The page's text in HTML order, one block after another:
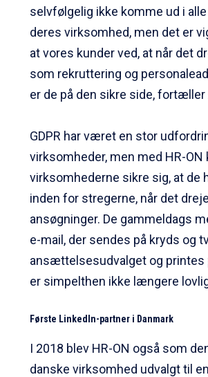
selvfølgelig ikke komme ud i
deres virksomhed, men det er
at vores kunder ved, at når det
som rekruttering og
er de på den sikre side, fortæller
GDPR har været en stor
virksomheder, men med HR-ON
virksomhederne sikre sig, at de
inden for stregerne, når det
ansøgninger. De gammeldags
e-mail, der sendes på kryds og
ansættelsesudvalget og printes
er simpelthen ikke længere
Første LinkedIn-partner i Danmark
I 2018 blev HR-ON også som
danske virksomhed udvalgt til